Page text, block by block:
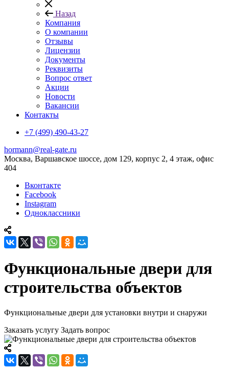
Назад
Компания
О компании
Отзывы
Лицензии
Документы
Реквизиты
Вопрос ответ
Акции
Новости
Вакансии
Контакты
+7 (499) 490-43-27
hormann@real-gate.ru
Москва, Варшавское шоссе, дом 129, корпус 2, 4 этаж, офис
404
Вконтакте
Facebook
Instagram
Одноклассники
Функциональные двери для
строительства объектов
Функциональные двери для установки внутри и снаружи
Заказать услугу Задать вопрос